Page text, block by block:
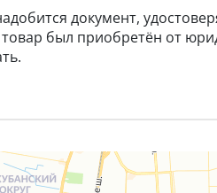
документ,
товар был приобретён от